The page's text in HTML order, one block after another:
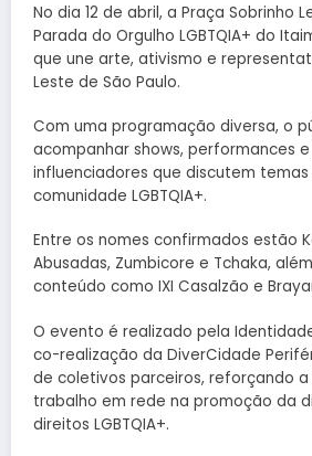
No dia 12 de abril, a Praça Sobrinho
Parada do Orgulho LGBTQIA+ do
que une arte, ativismo e
Leste de São Paulo.
Com uma programação diversa, o
acompanhar shows, performances
influenciadores que discutem
comunidade LGBTQIA+.
Entre os nomes confirmados estão
Abusadas, Zumbicore e Tchaka,
conteúdo como IXI Casalzão e
O evento é realizado pela
co-realização da DiverCidade
de coletivos parceiros, reforçando
trabalho em rede na promoção da
direitos LGBTQIA+.